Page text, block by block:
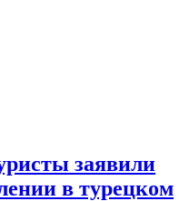
заявили
в турецком